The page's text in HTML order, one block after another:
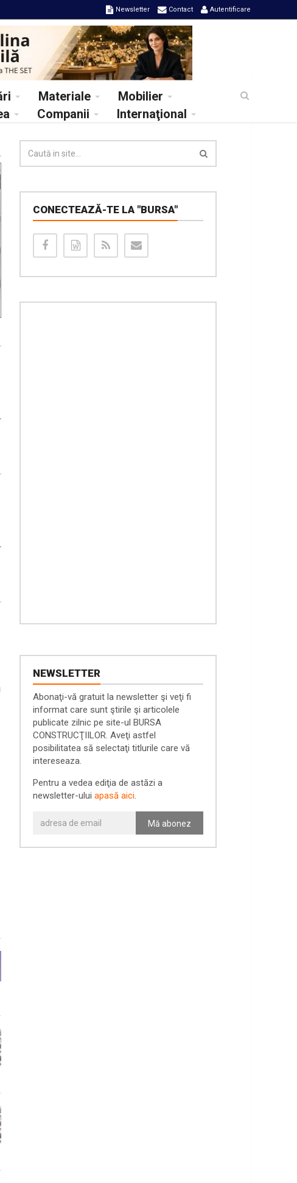
Newsletter Contact Autentificare
Materiale
Mobilier
Companii Internaţional
CONECTEAZĂ-TE LA "BURSA"
NEWSLETTER
Abonaţi-vă gratuit la newsletter şi veţi fi
informat care sunt ştirile şi articolele
publicate zilnic pe site-ul BURSA
CONSTRUCŢIILOR. Aveţi astfel
posibilitatea să selectaţi titlurile care vă
intereseaza.
Pentru a vedea ediţia de astăzi a
newsletter-ului apasă aici.
Mă abonez